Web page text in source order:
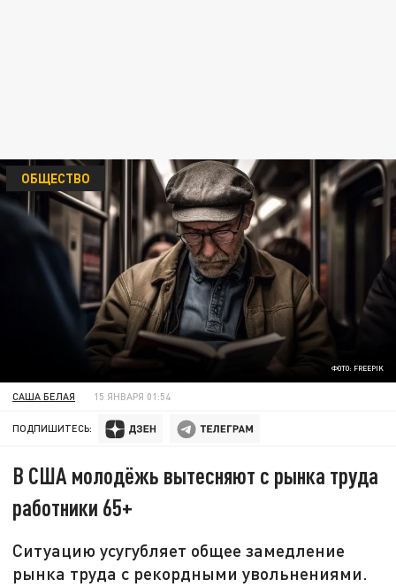
ФОТО: FREEPIK
ОБЩЕСТВО
САША БЕЛАЯ 15 ЯНВАРЯ 01:54
ПОДПИШИТЕСЬ:
В США молодёжь вытесняют с рынка труда
работники 65+
Ситуацию усугубляет общее замедление
рынка труда с рекордными увольнениями.